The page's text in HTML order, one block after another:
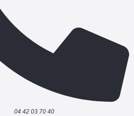
04 42 03 70 40